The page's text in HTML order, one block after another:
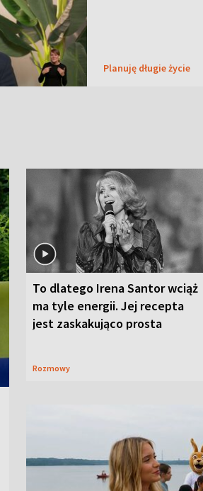
Planuję długie życie
To dlatego Irena Santor wciąż
ma tyle energii. Jej recepta
jest zaskakująco prosta
Rozmowy